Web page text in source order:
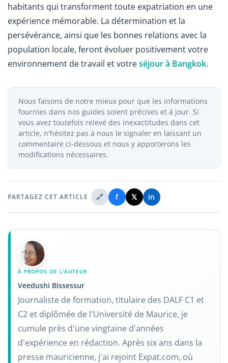
habitants qui transforment toute expatriation en une
expérience mémorable. La détermination et la
persévérance, ainsi que les bonnes relations avec la
population locale, feront évoluer positivement votre
environnement de travail et votreséjour à Bangkok.
Nous faisons de notre mieux pour que les informations
fournies dans nos guides soient précises et à jour. Si
vous avez toutefois relevé des inexactitudes dans cet
article, n'hésitez pas à nous le signaler en laissant un
commentaire ci-dessous et nous y apporterons les
modifications nécessaires.
PARTAGEZ CET ARTICLE 🔗 f 𝕏 in
À PROPOS DE L'AUTEUR
Veedushi Bissessur
Journaliste de formation, titulaire des DALF C1 et
C2 et diplômée de l'Université de Maurice, je
cumule près d'une vingtaine d'années
d'expérience en rédaction. Après six ans dans la
presse mauricienne, j'ai rejoint Expat.com, où